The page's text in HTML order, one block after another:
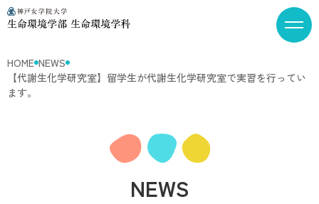
HOME NEWS
【代謝生化学研究室】留学生が代謝生化学研究室で実習を行ってい
ます。
NEWS